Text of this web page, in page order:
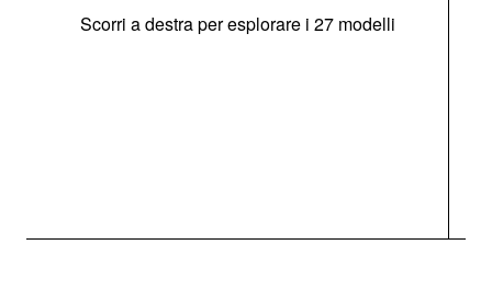
Scorri a destra per esplorare i 27 modelli